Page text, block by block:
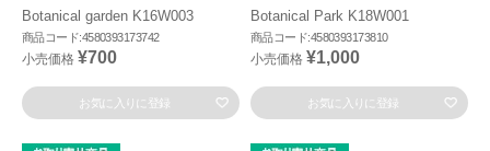
Botanical garden K16W003
商品コード:4580393173742
小売価格 ¥700
お気に入りに登録
Botanical Park K18W001
商品コード:4580393173810
小売価格 ¥1,000
お気に入りに登録